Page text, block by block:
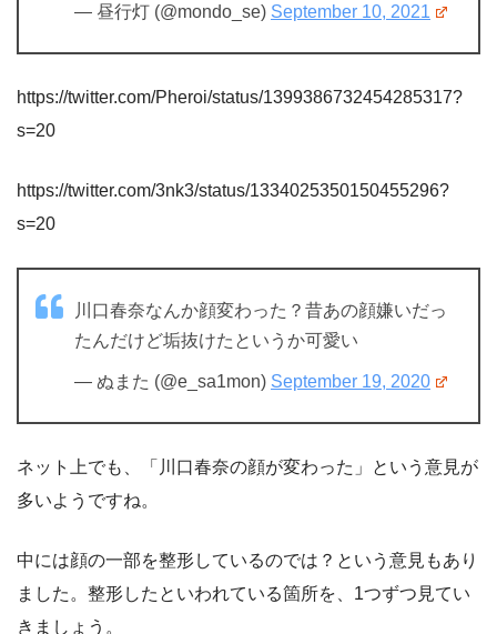
— 昼行灯 (@mondo_se) September 10, 2021
https://twitter.com/Pheroi/status/1399386732454285317?
s=20
https://twitter.com/3nk3/status/1334025350150455296?
s=20
川口春奈なんか顔変わった？昔あの顔嫌いだっ
たんだけど垢抜けたというか可愛い
— ぬまた (@e_sa1mon) September 19, 2020
ネット上でも、「川口春奈の顔が変わった」という意見が
多いようですね。
中には顔の一部を整形しているのでは？という意見もあり
ました。整形したといわれている箇所を、1つずつ見てい
きましょう。